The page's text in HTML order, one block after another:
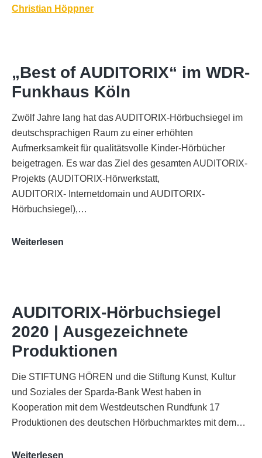
Christian Höppner
„Best of AUDITORIX“ im WDR-
Funkhaus Köln
Zwölf Jahre lang hat das AUDITORIX-Hörbuchsiegel im
deutschsprachigen Raum zu einer erhöhten
Aufmerksamkeit für qualitätsvolle Kinder-Hörbücher
beigetragen. Es war das Ziel des gesamten AUDITORIX-
Projekts (AUDITORIX-Hörwerkstatt,
AUDITORIX- Internetdomain und AUDITORIX-
Hörbuchsiegel),…
Weiterlesen
Funkhaus
Köln
AUDITORIX-Hörbuchsiegel
2020 | Ausgezeichnete
Produktionen
Die STIFTUNG HÖREN und die Stiftung Kunst, Kultur
und Soziales der Sparda-Bank West haben in
Kooperation mit dem Westdeutschen Rundfunk 17
Produktionen des deutschen Hörbuchmarktes mit dem…
Weiterlesen